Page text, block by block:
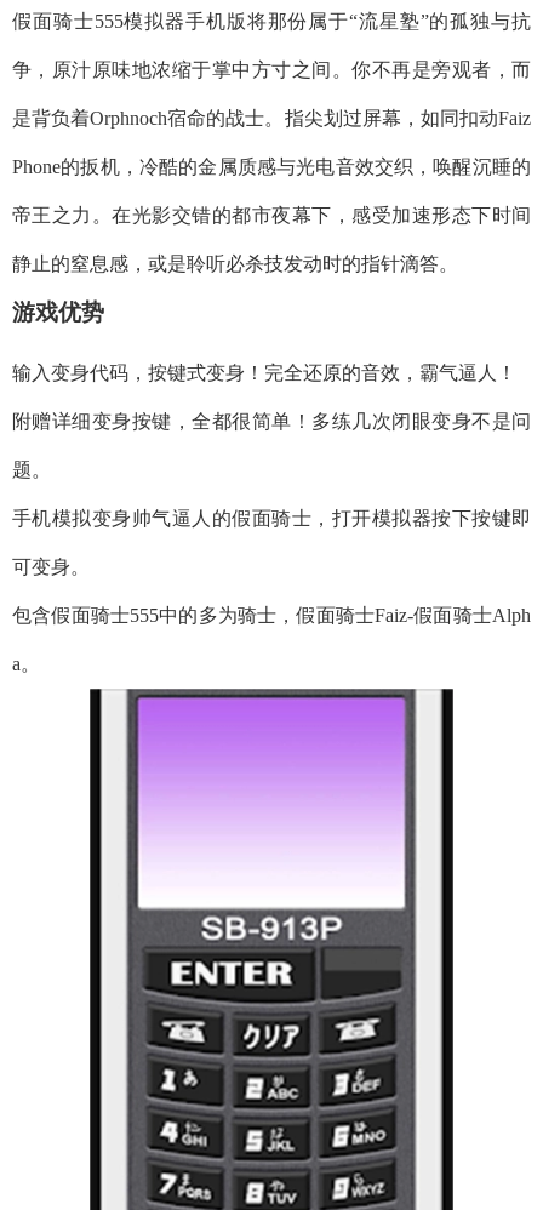
假面骑士555模拟器手机版将那份属于“流星塾”的孤独与抗
争，原汁原味地浓缩于掌中方寸之间。你不再是旁观者，而
是背负着Orphnoch宿命的战士。指尖划过屏幕，如同扣动Faiz
Phone的扳机，冷酷的金属质感与光电音效交织，唤醒沉睡的
帝王之力。在光影交错的都市夜幕下，感受加速形态下时间
静止的窒息感，或是聆听必杀技发动时的指针滴答。
游戏优势
输入变身代码，按键式变身！完全还原的音效，霸气逼人！
附赠详细变身按键，全都很简单！多练几次闭眼变身不是问
题。
手机模拟变身帅气逼人的假面骑士，打开模拟器按下按键即
可变身。
包含假面骑士555中的多为骑士，假面骑士Faiz-假面骑士Alph
a。